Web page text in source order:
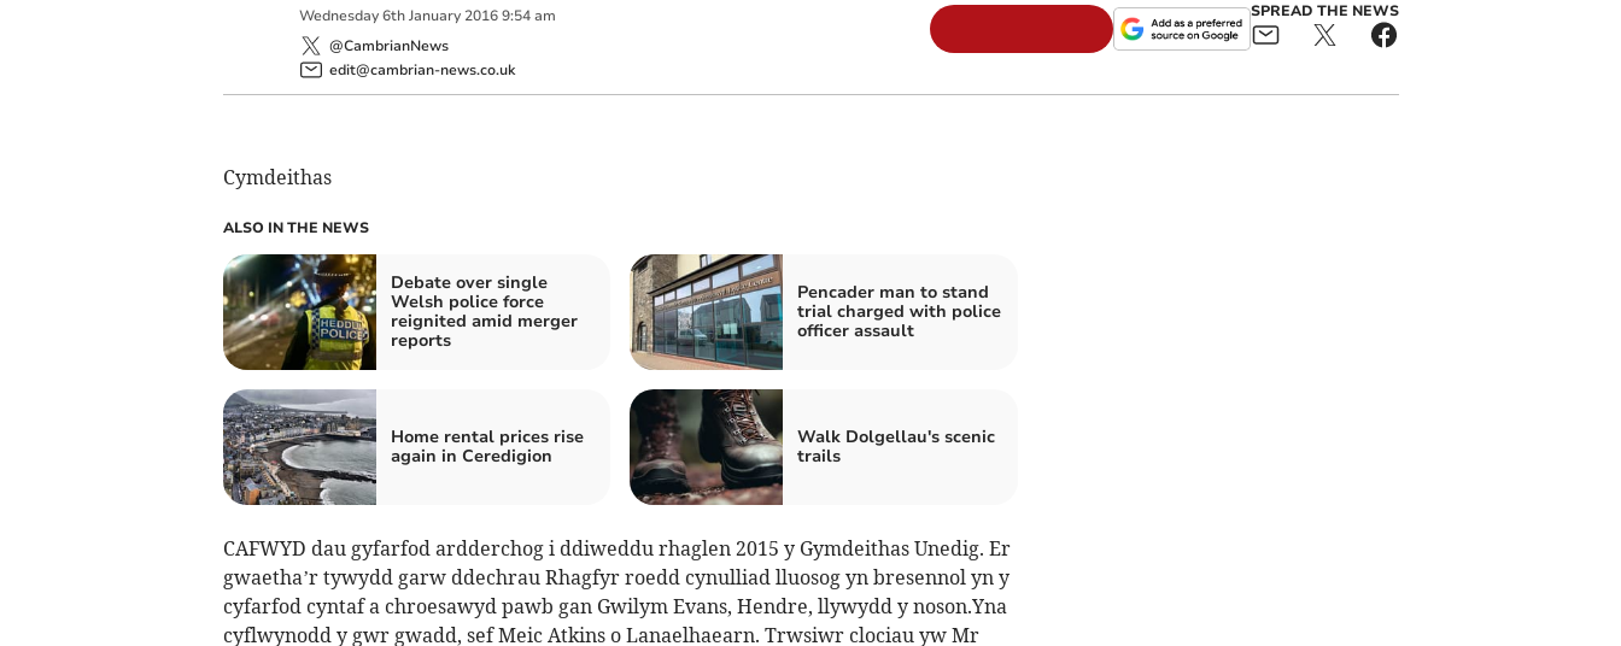
Wednesday 6th January 2016 9:54 am
@CambrianNews
edit@cambrian-news.co.uk
SPREAD THE NEWS
Cymdeithas
ALSO IN THE NEWS
Debate over single
Welsh police force
reignited amid merger
reports
Pencader man to stand
trial charged with police
officer assault
Home rental prices rise
again in Ceredigion
Walk Dolgellau's scenic
trails
CAFWYD dau gyfarfod ardderchog i ddiweddu rhaglen 2015 y Gymdeithas Unedig. Er
gwaetha’r tywydd garw ddechrau Rhagfyr roedd cynulliad lluosog yn bresennol yn y
cyfarfod cyntaf a chroesawyd pawb gan Gwilym Evans, Hendre, llywydd y noson.Yna
cyflwynodd y gwr gwadd, sef Meic Atkins o Lanaelhaearn. Trwsiwr clociau yw Mr